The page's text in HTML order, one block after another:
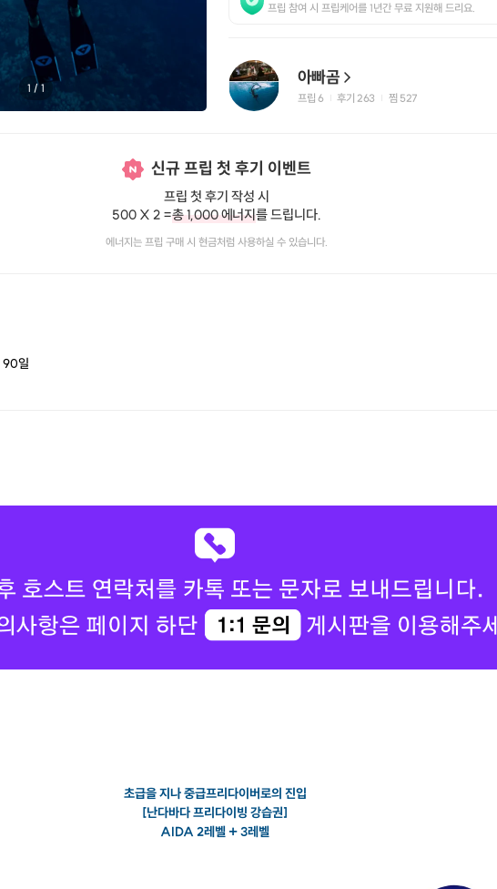
1 /1
프립 참여 시 프립케어를 1년간 무료 지원해 드리요.
아빠곰
프립 6 후기 263 찜 527
신규 프립 첫 후기 이벤트
프립 첫 후기 작성 시
500 X 2 =총 1,000 에너지를 드립니다.
에너지는 프립 구매 시 현금처럼 사용하실 수 있습니다.
90일
초급을 지나 중급프리다이버로의 진입
[난다바다 프리다이빙 강습권]
AIDA 2레벨 + 3레벨